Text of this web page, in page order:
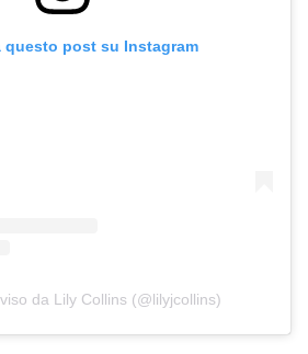
questo post su Instagram
da Lily Collins (@lilyjcollins)